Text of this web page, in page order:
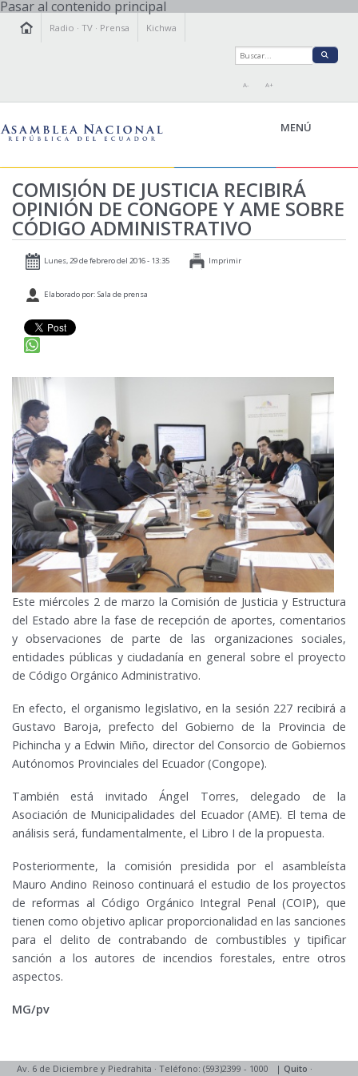
Pasar al contenido principal
Radio ·TV · Prensa Kichwa
A- A+
MENÚ
LA ASAMBLEA
LEGISLAMOS
FISCALIZAMOS
PRENSA
PARTICIPACIÓN
RELACIONES INTERNACIONALES
AGENDA
COMISIÓN DE JUSTICIA RECIBIRÁ
OPINIÓN DE CONGOPE Y AME SOBRE
CÓDIGO ADMINISTRATIVO
Lunes, 29 de febrero del 2016 - 13:35 Imprimir
Elaborado por: Sala de prensa
Este miércoles 2 de marzo la Comisión de Justicia y Estructura
del Estado abre la fase de recepción de aportes, comentarios
y observaciones de parte de las organizaciones sociales,
entidades públicas y ciudadanía en general sobre el proyecto
de Código Orgánico Administrativo.
En efecto, el organismo legislativo, en la sesión 227 recibirá a
Gustavo Baroja, prefecto del Gobierno de la Provincia de
Pichincha y a Edwin Miño, director del Consorcio de Gobiernos
Autónomos Provinciales del Ecuador (Congope).
También está invitado Ángel Torres, delegado de la
Asociación de Municipalidades del Ecuador (AME). El tema de
análisis será, fundamentalmente, el Libro I de la propuesta.
Posteriormente, la comisión presidida por el asambleísta
Mauro Andino Reinoso continuará el estudio de los proyectos
de reformas al Código Orgánico Integral Penal (COIP), que
tienen como objetivo aplicar proporcionalidad en las sanciones
para el delito de contrabando de combustibles y tipificar
sanción a los autores de incendios forestales, entre otros
aspectos.
MG/pv
Av. 6 de Diciembre y Piedrahita · Teléfono: (593)2399 - 1000 | Quito ·